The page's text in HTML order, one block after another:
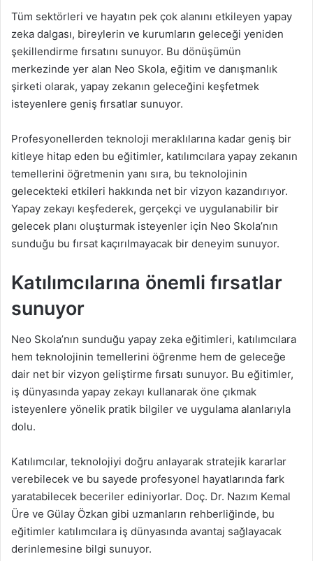
Tüm sektörleri ve hayatın pek çok alanını etkileyen yapay
zeka dalgası, bireylerin ve kurumların geleceği yeniden
şekillendirme fırsatını sunuyor. Bu dönüşümün
merkezinde yer alan Neo Skola, eğitim ve danışmanlık
şirketi olarak, yapay zekanın geleceğini keşfetmek
isteyenlere geniş fırsatlar sunuyor.
Profesyonellerden teknoloji meraklılarına kadar geniş bir
kitleye hitap eden bu eğitimler, katılımcılara yapay zekanın
temellerini öğretmenin yanı sıra, bu teknolojinin
gelecekteki etkileri hakkında net bir vizyon kazandırıyor.
Yapay zekayı keşfederek, gerçekçi ve uygulanabilir bir
gelecek planı oluşturmak isteyenler için Neo Skola’nın
sunduğu bu fırsat kaçırılmayacak bir deneyim sunuyor.
Katılımcılarına önemli fırsatlar
sunuyor
Neo Skola’nın sunduğu yapay zeka eğitimleri, katılımcılara
hem teknolojinin temellerini öğrenme hem de geleceğe
dair net bir vizyon geliştirme fırsatı sunuyor. Bu eğitimler,
iş dünyasında yapay zekayı kullanarak öne çıkmak
isteyenlere yönelik pratik bilgiler ve uygulama alanlarıyla
dolu.
Katılımcılar, teknolojiyi doğru anlayarak stratejik kararlar
verebilecek ve bu sayede profesyonel hayatlarında fark
yaratabilecek beceriler ediniyorlar. Doç. Dr. Nazım Kemal
Üre ve Gülay Özkan gibi uzmanların rehberliğinde, bu
eğitimler katılımcılara iş dünyasında avantaj sağlayacak
derinlemesine bilgi sunuyor.